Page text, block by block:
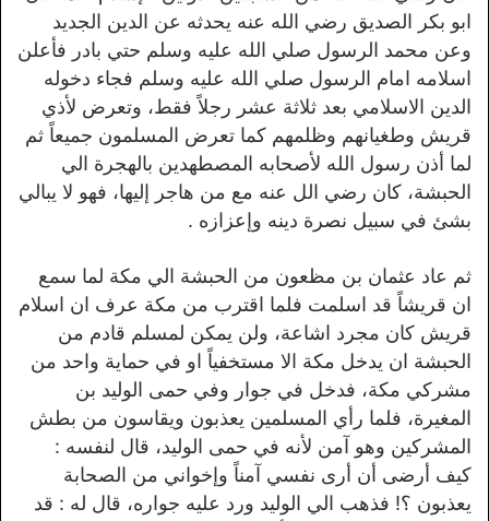
ابو بكر الصديق رضي الله عنه يحدثه عن الدين الجديد
وعن محمد الرسول صلي الله عليه وسلم حتي بادر فأعلن
اسلامه امام الرسول صلي الله عليه وسلم فجاء دخوله
الدين الاسلامي بعد ثلاثة عشر رجلاً فقط، وتعرض لأذي
قريش وطغيانهم وظلمهم كما تعرض المسلمون جميعاً ثم
لما أذن رسول الله لأصحابه المصطهدين بالهجرة الي
الحبشة، كان رضي الل عنه مع من هاجر إليها، فهو لا يبالي
بشئ في سبيل نصرة دينه وإعزازه .
ثم عاد عثمان بن مظعون من الحبشة الي مكة لما سمع
ان قريشاً قد اسلمت فلما اقترب من مكة عرف ان اسلام
قريش كان مجرد اشاعة، ولن يمكن لمسلم قادم من
الحبشة ان يدخل مكة الا مستخفياً او في حماية واحد من
مشركي مكة، فدخل في جوار وفي حمى الوليد بن
المغيرة، فلما رأي المسلمين يعذبون ويقاسون من بطش
المشركين وهو آمن لأنه في حمى الوليد، قال لنفسه :
كيف أرضى أن أرى نفسي آمناً وإخواني من الصحابة
يعذبون ؟! فذهب الي الوليد ورد عليه جواره، قال له : قد